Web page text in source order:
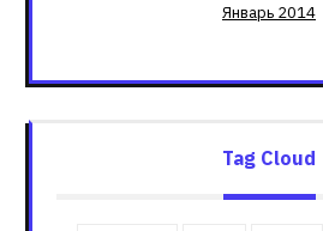
Январь 2014
Tag Cloud